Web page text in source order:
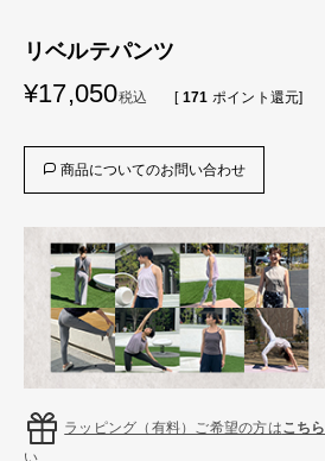
リベルテパンツ
¥17,050税込 [ 171 ポイント還元]
商品についてのお問い合わせ
ラッピング（有料）ご希望の方はこちら
い